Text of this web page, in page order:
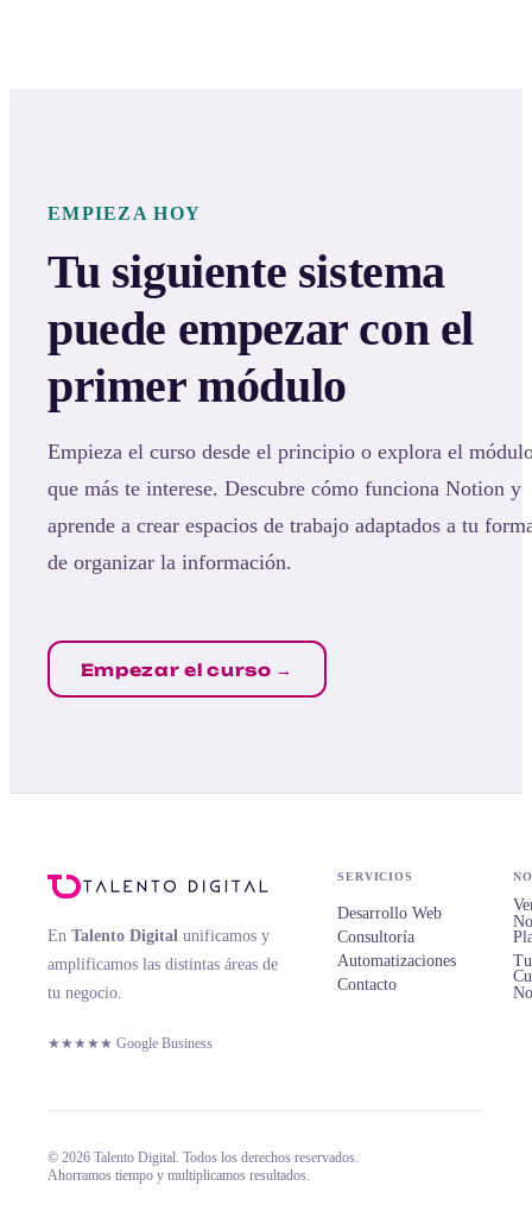
EMPIEZA HOY
Tu siguiente sistema
puede empezar con el
primer módulo
Empieza el curso desde el principio o explora el
que más te interese. Descubre cómo funciona Notion y
aprende a crear espacios de trabajo adaptados a tu
de organizar la información.
Empezar el curso →
En Talento Digital unificamos y
amplificamos las distintas áreas de
tu negocio.
★★★★★ Google Business
SERVICIOS
Desarrollo Web
Consultoría
Automatizaciones
Contacto
© 2026 Talento Digital. Todos los derechos reservados.
Ahorramos tiempo y multiplicamos resultados.